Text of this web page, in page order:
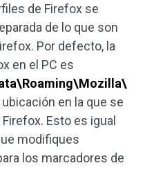
de Firefox se
de lo que son
Por defecto, la
en el PC es
ubicación en la que se
Esto es igual
modifiques
los marcadores de